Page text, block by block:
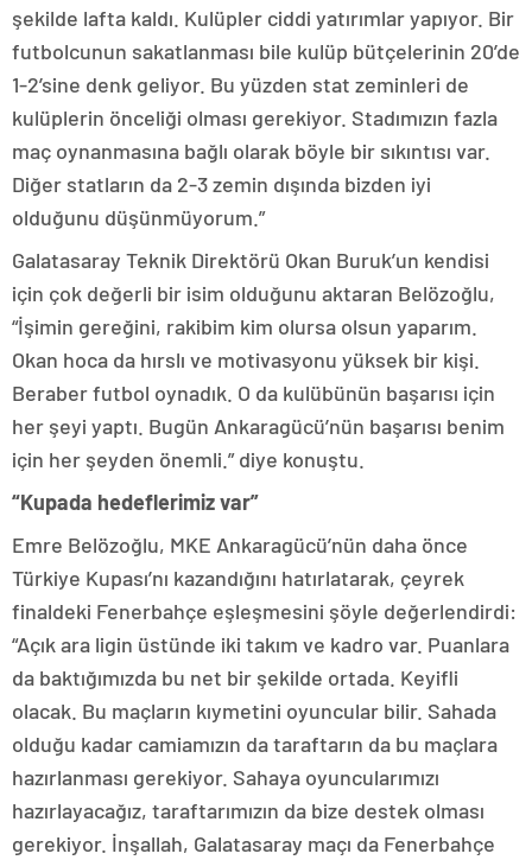
şekilde lafta kaldı. Kulüpler ciddi yatırımlar yapıyor. Bir
futbolcunun sakatlanması bile kulüp bütçelerinin 20’de
1-2’sine denk geliyor. Bu yüzden stat zeminleri de
kulüplerin önceliği olması gerekiyor. Stadımızın fazla
maç oynanmasına bağlı olarak böyle bir sıkıntısı var.
Diğer statların da 2-3 zemin dışında bizden iyi
olduğunu düşünmüyorum.”
Galatasaray Teknik Direktörü Okan Buruk’un kendisi
için çok değerli bir isim olduğunu aktaran Belözoğlu,
“İşimin gereğini, rakibim kim olursa olsun yaparım.
Okan hoca da hırslı ve motivasyonu yüksek bir kişi.
Beraber futbol oynadık. O da kulübünün başarısı için
her şeyi yaptı. Bugün Ankaragücü’nün başarısı benim
için her şeyden önemli.” diye konuştu.
“Kupada hedeflerimiz var”
Emre Belözoğlu, MKE Ankaragücü’nün daha önce
Türkiye Kupası’nı kazandığını hatırlatarak, çeyrek
finaldeki Fenerbahçe eşleşmesini şöyle değerlendirdi:
“Açık ara ligin üstünde iki takım ve kadro var. Puanlara
da baktığımızda bu net bir şekilde ortada. Keyifli
olacak. Bu maçların kıymetini oyuncular bilir. Sahada
olduğu kadar camiamızın da taraftarın da bu maçlara
hazırlanması gerekiyor. Sahaya oyuncularımızı
hazırlayacağız, taraftarımızın da bize destek olması
gerekiyor. İnşallah, Galatasaray maçı da Fenerbahçe